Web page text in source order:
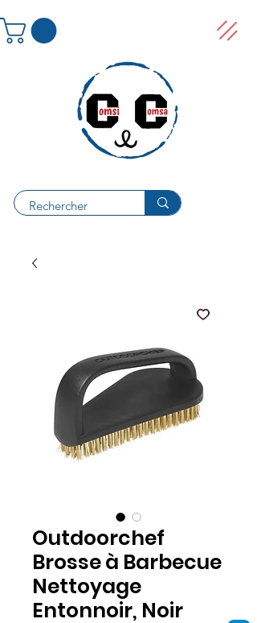
Outdoorchef
Brosse à Barbecue
Nettoyage
Entonnoir, Noir